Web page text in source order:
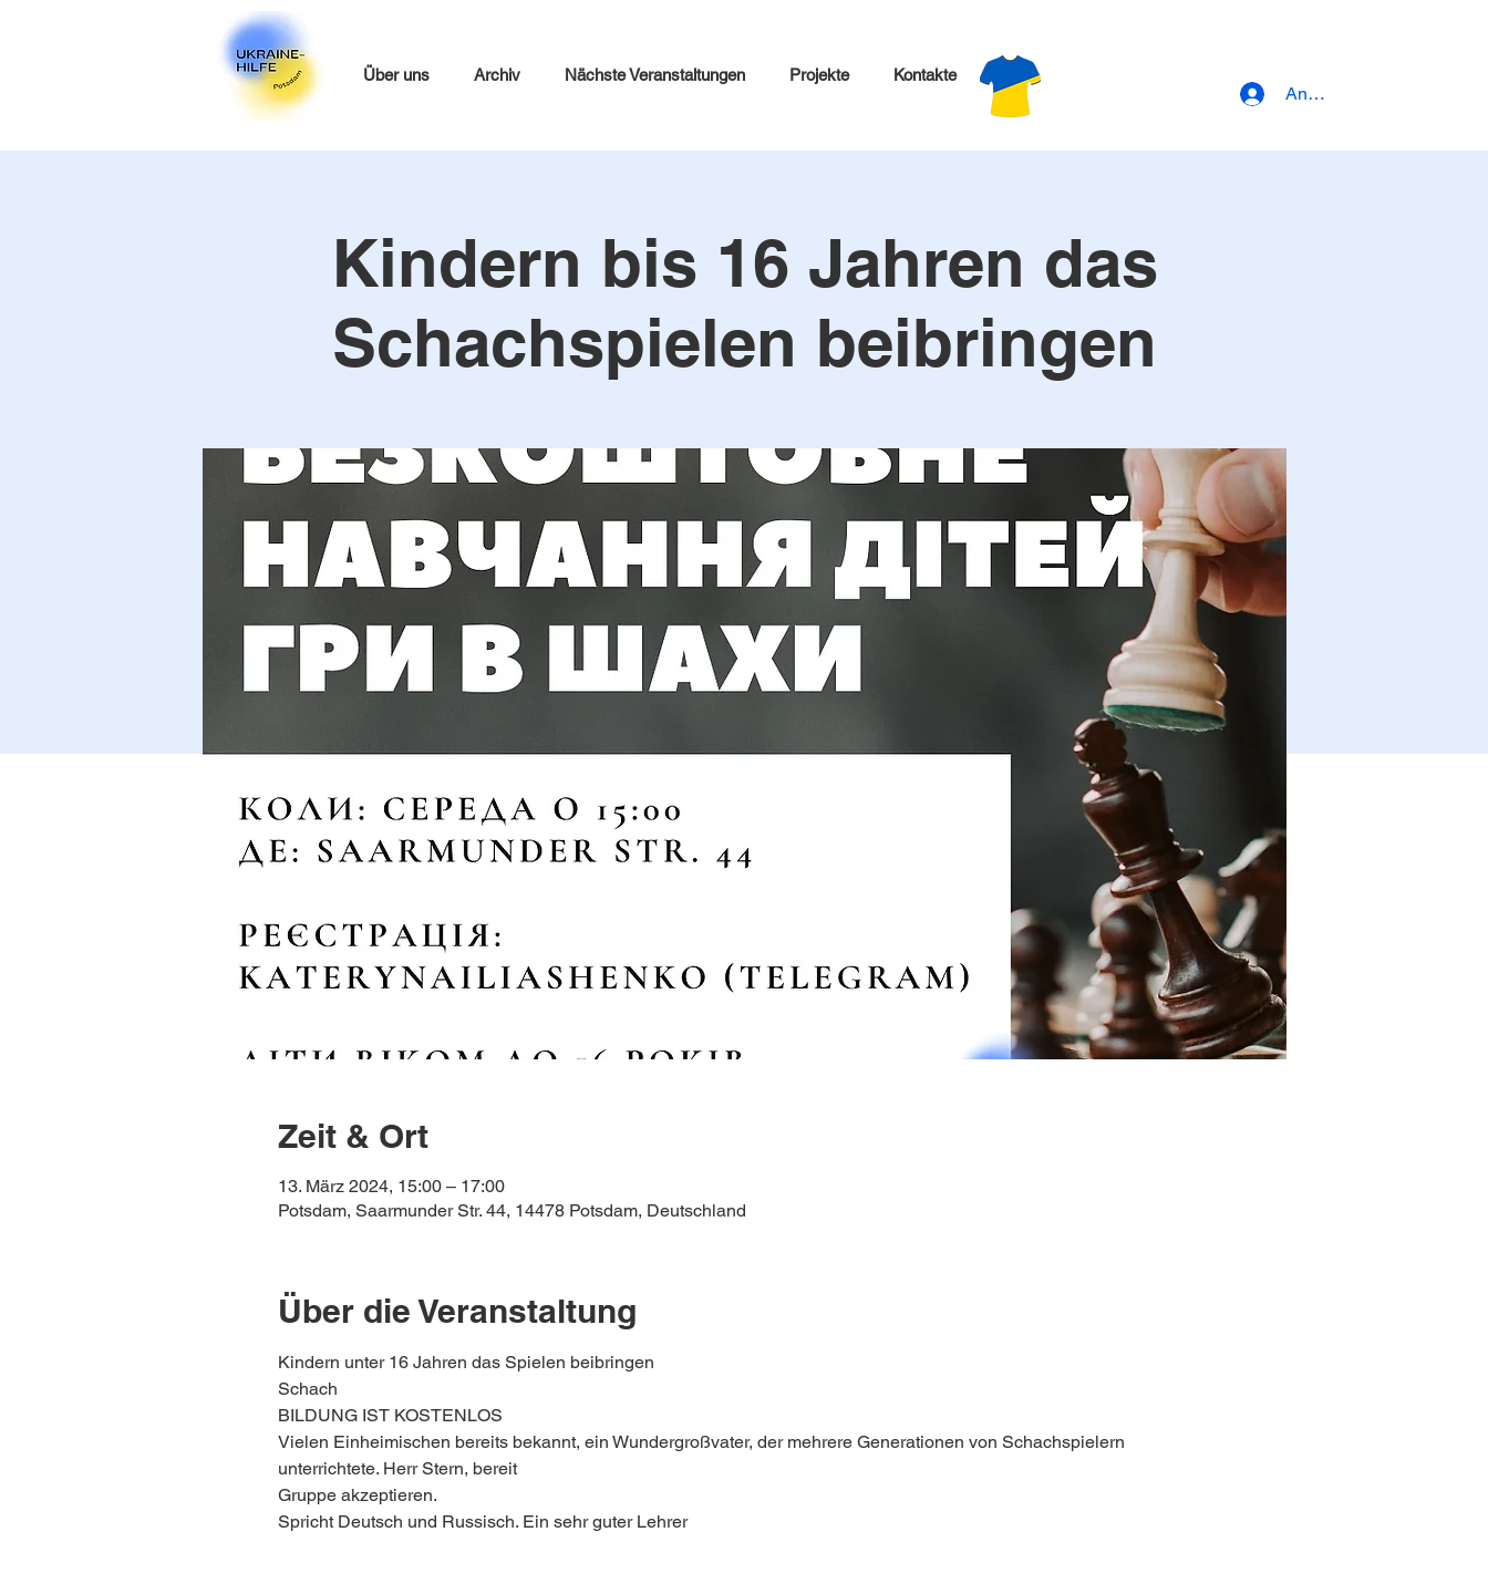
Über uns Archiv Nächste Veranstaltungen Projekte Kontakte
Anmeldung
Kindern bis 16 Jahren das
Schachspielen beibringen
Zeit & Ort
13. März 2024, 15:00 – 17:00
Potsdam, Saarmunder Str. 44, 14478 Potsdam, Deutschland
Über die Veranstaltung
Kindern unter 16 Jahren das Spielen beibringen
Schach
BILDUNG IST KOSTENLOS
Vielen Einheimischen bereits bekannt, ein Wundergroßvater, der mehrere Generationen von Schachspielern
unterrichtete. Herr Stern, bereit
Gruppe akzeptieren.
Spricht Deutsch und Russisch. Ein sehr guter Lehrer